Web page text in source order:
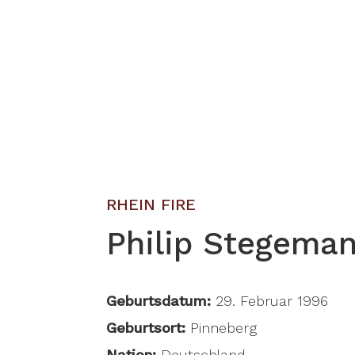
RHEIN FIRE
Philip
Geburtsdatum: 29. Februar 1996
Geburtsort: Pinneberg